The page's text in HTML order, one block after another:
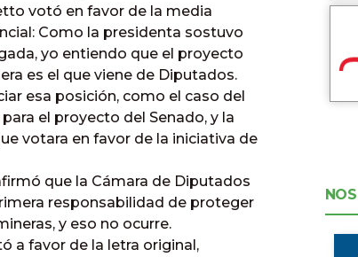
votó en favor de la media
Como la presidenta sostuvo
yo entiendo que el proyecto
es el que viene de Diputados.
esa posición, como el caso del
el proyecto del Senado, y la
votara en favor de la iniciativa de
que la Cámara de Diputados
responsabilidad de proteger
y eso no ocurre.
a favor de la letra original,